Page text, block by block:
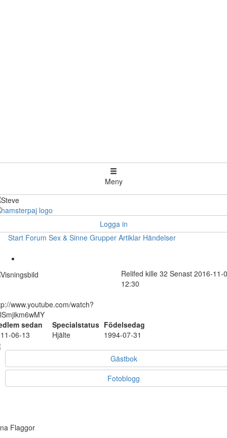
Meny
Logga in
Start Forum Sex & Sinne Grupper Artiklar Händelser
Relifed kille 32 Senast 2016-11-
12:30
www.youtube.com/watch?
sedan
Specialstatus Födelsedag
06-13
Hjälte 1994-07-31
Gästbok
Fotoblogg
Flaggor